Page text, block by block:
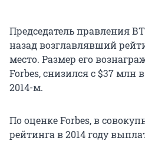
Председатель правления
назад возглавлявший
место. Размер его
Forbes, снизился с $37 млн
2014-м.
По оценке Forbes, в
рейтинга в 2014 году